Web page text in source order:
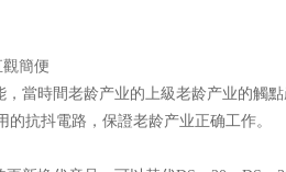
簡便
，當時間老龄产业的上級老龄产业的觸
抗抖電路，保證老龄产业正确工作。